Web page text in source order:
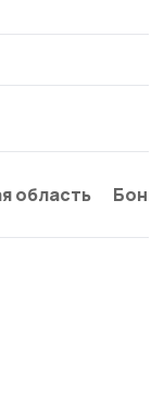
область